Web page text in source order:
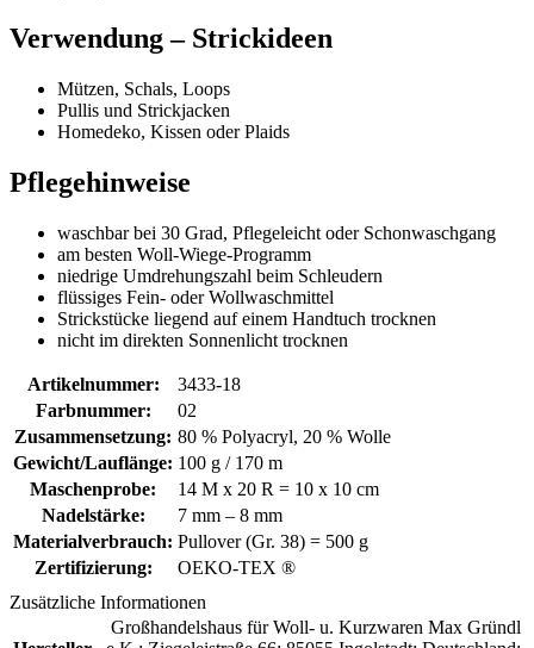
Verwendung – Strickideen
Mützen, Schals, Loops
Pullis und Strickjacken
Homedeko, Kissen oder Plaids
Pflegehinweise
waschbar bei 30 Grad, Pflegeleicht oder Schonwaschgang
am besten Woll-Wiege-Programm
niedrige Umdrehungszahl beim Schleudern
flüssiges Fein- oder Wollwaschmittel
Strickstücke liegend auf einem Handtuch trocknen
nicht im direkten Sonnenlicht trocknen
Artikelnummer:
3433-18
Farbnummer:
02
Zusammensetzung: 80 % Polyacryl, 20 % Wolle
Gewicht/Lauflänge: 100 g / 170 m
Maschenprobe:
14 M x 20 R = 10 x 10 cm
Nadelstärke:
7 mm – 8 mm
Materialverbrauch: Pullover (Gr. 38) = 500 g
Zertifizierung:
OEKO-TEX ®
Zusätzliche Informationen
Großhandelshaus für Woll- u. Kurzwaren Max Gründl